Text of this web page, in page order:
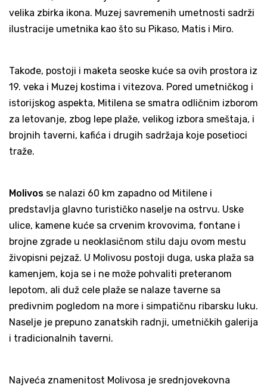
velika zbirka ikona. Muzej savremenih umetnosti sadrži
ilustracije umetnika kao što su Pikaso, Matis i Miro.
Takođe, postoji i maketa seoske kuće sa ovih prostora iz
19. veka i Muzej kostima i vitezova. Pored umetničkog i
istorijskog aspekta, Mitilena se smatra odličnim izborom
za letovanje, zbog lepe plaže, velikog izbora smeštaja, i
brojnih taverni, kafića i drugih sadržaja koje posetioci
traže.
Molivos se nalazi 60 km zapadno od Mitilene i
predstavlja glavno turističko naselje na ostrvu. Uske
ulice, kamene kuće sa crvenim krovovima, fontane i
brojne zgrade u neoklasičnom stilu daju ovom mestu
živopisni pejzaž. U Molivosu postoji duga, uska plaža sa
kamenjem, koja se i ne može pohvaliti preteranom
lepotom, ali duž cele plaže se nalaze taverne sa
predivnim pogledom na more i simpatičnu ribarsku luku.
Naselje je prepuno zanatskih radnji, umetničkih galerija
i tradicionalnih taverni.
Najveća znamenitost Molivosa je srednjovekovna